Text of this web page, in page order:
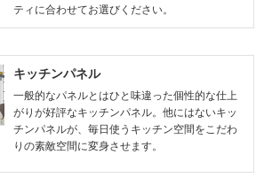
ティに合わせてお選びください。
キッチンパネル
一般的なパネルとはひと味違った個性的な仕上
がりが好評なキッチンパネル。他にはないキッ
チンパネルが、毎日使うキッチン空間をこだわ
りの素敵空間に変身させます。